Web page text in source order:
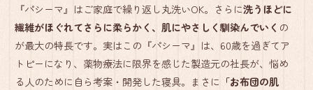
『パシーマ』はご家庭で繰り返し丸洗いOK。さらに洗うほどに
繊維がほぐれてさらに柔らかく、肌にやさしく馴染んでいく の
が最大の特長です。実はこの『パシーマ』は、60歳を過ぎてア
トピーになり、薬物療法に限界を感じた製造元の社長が、悩め
る人のために自ら考案・開発した寝具。まさに 「お布団の肌